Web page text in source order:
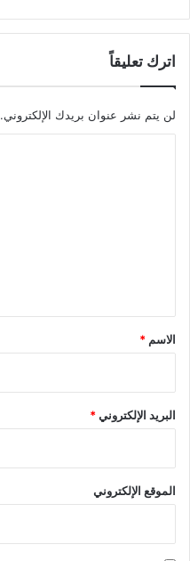
اترك تعليقاً
لن يتم نشر عنوان بريدك الإلكتروني.
*
الاسم *
البريد الإلكتروني*
الموقع الإلكتروني